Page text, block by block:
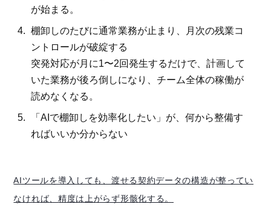
が始まる。
棚卸しのたびに通常業務が止まり、月次の残業コ
ントロールが破綻する
突発対応が月に1〜2回発生するだけで、計画して
いた業務が後ろ倒しになり、チーム全体の稼働が
読めなくなる。
「AIで棚卸しを効率化したい」が、何から整備す
ればいいか分からない
AIツールを導入しても、渡せる契約データの構造が整ってい
なければ、精度は上がらず形骸化する。